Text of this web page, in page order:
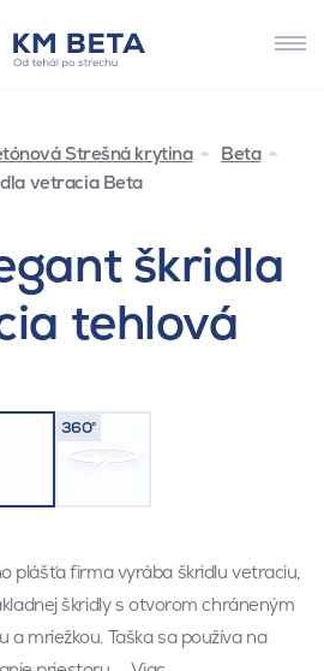
Strešná krytina
Beta
vetracia Beta
škridla
tehlová
360°
plášťa firma vyrába škridlu vetraciu,
škridly s otvorom chráneným
a mriežkou. Taška sa používa na